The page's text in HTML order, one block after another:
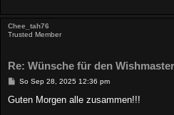
Chee_tah76
Trusted Member
Re: Wünsche für den
B
i
So Sep 28, 2025 12:36 pm
Guten Morgen alle zusammen!!!